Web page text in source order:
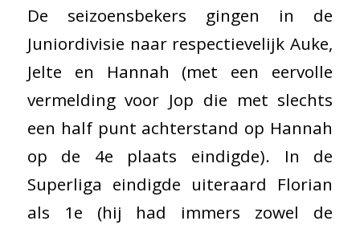
De seizoensbekers gingen in de
Juniordivisie naar respectievelijk Auke,
Jelte en Hannah (met een eervolle
vermelding voor Jop die met slechts
een half punt achterstand op Hannah
op de 4e plaats eindigde). In de
Superliga eindigde uiteraard Florian
als 1e (hij had immers zowel de